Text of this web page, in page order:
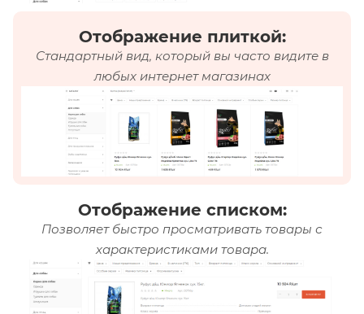
Отображение плиткой:
Стандартный вид, который вы часто видите в
любых интернет магазинах
Отображение списком:
Позволяет быстро просматривать товары с
характеристиками товара.